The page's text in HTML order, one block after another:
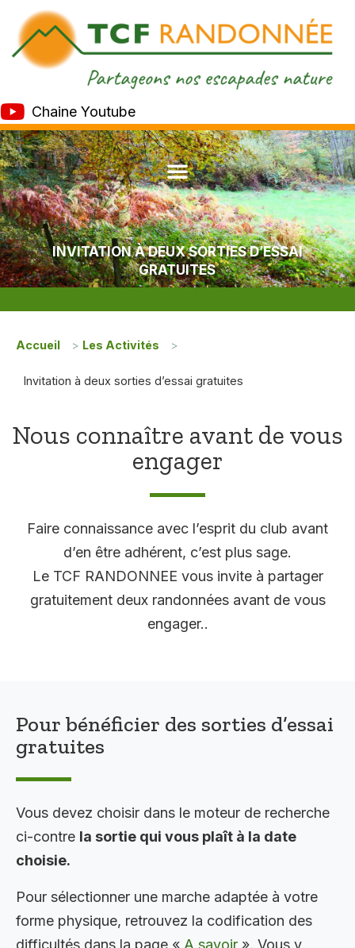
Chaine Youtube
INVITATION À DEUX SORTIES D’ESSAI
GRATUITES
Accueil > Les Activités >
Invitation à deux sorties d’essai gratuites
Nous connaître avant de vous
engager
Faire connaissance avec l’esprit du club avant
d’en être adhérent, c’est plus sage.
Le TCF RANDONNEE vous invite à partager
gratuitement deux randonnées avant de vous
engager..
Pour bénéficier des sorties d’essai
gratuites
Vous devez choisir dans le moteur de recherche
ci-contre la sortie qui vous plaît à la date
choisie.
Pour sélectionner une marche adaptée à votre
forme physique, retrouvez la codification des
difficultés dans la page « A savoir ». Vous y